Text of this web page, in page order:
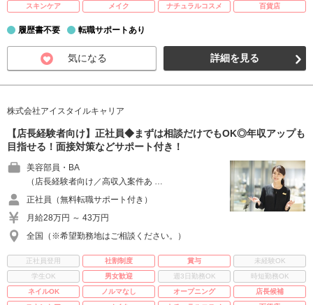
スキンケア
メイク ナチュラルコスメ 百貨店
履歴書不要 転職サポートあり
気になる 詳細を見る
株式会社アイスタイルキャリア
【店長経験者向け】正社員◆まずは相談だけでもOK◎年収アップも
目指せる！面接対策などサポート付き！
美容部員・BA
（店長経験者向け／高収入案件あ …
正社員（無料転職サポート付き）
月給28万円 ～ 43万円
全国（※希望勤務地はご相談ください。）
正社員登用 社割制度 賞与
未経験OK
学生OK
男女歓迎 週3日勤務OK
時短勤務OK
ネイルOK
ノルマなし オープニング
店長候補